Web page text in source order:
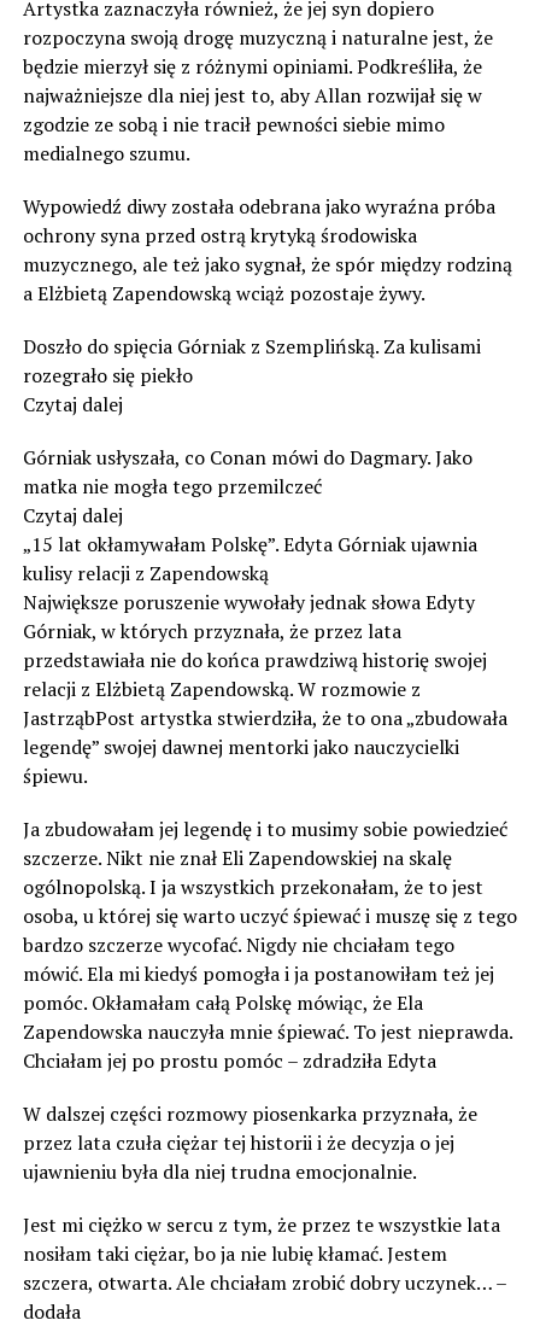
Artystka zaznaczyła również, że jej syn dopiero
rozpoczyna swoją drogę muzyczną i naturalne jest, że
będzie mierzył się z różnymi opiniami. Podkreśliła, że
najważniejsze dla niej jest to, aby Allan rozwijał się w
zgodzie ze sobą i nie tracił pewności siebie mimo
medialnego szumu.
Wypowiedź diwy została odebrana jako wyraźna próba
ochrony syna przed ostrą krytyką środowiska
muzycznego, ale też jako sygnał, że spór między rodziną
a Elżbietą Zapendowską wciąż pozostaje żywy.
Doszło do spięcia Górniak z Szemplińską. Za kulisami
rozegrało się piekło
Czytaj dalej
Górniak usłyszała, co Conan mówi do Dagmary. Jako
matka nie mogła tego przemilczeć
Czytaj dalej
„15 lat okłamywałam Polskę”. Edyta Górniak ujawnia
kulisy relacji z Zapendowską
Największe poruszenie wywołały jednak słowa Edyty
Górniak, w których przyznała, że przez lata
przedstawiała nie do końca prawdziwą historię swojej
relacji z Elżbietą Zapendowską. W rozmowie z
JastrząbPost artystka stwierdziła, że to ona „zbudowała
legendę” swojej dawnej mentorki jako nauczycielki
śpiewu.
Ja zbudowałam jej legendę i to musimy sobie powiedzieć
szczerze. Nikt nie znał Eli Zapendowskiej na skalę
ogólnopolską. I ja wszystkich przekonałam, że to jest
osoba, u której się warto uczyć śpiewać i muszę się z tego
bardzo szczerze wycofać. Nigdy nie chciałam tego
mówić. Ela mi kiedyś pomogła i ja postanowiłam też jej
pomóc. Okłamałam całą Polskę mówiąc, że Ela
Zapendowska nauczyła mnie śpiewać. To jest nieprawda.
Chciałam jej po prostu pomóc – zdradziła Edyta
W dalszej części rozmowy piosenkarka przyznała, że
przez lata czuła ciężar tej historii i że decyzja o jej
ujawnieniu była dla niej trudna emocjonalnie.
Jest mi ciężko w sercu z tym, że przez te wszystkie lata
nosiłam taki ciężar, bo ja nie lubię kłamać. Jestem
szczera, otwarta. Ale chciałam zrobić dobry uczynek… –
dodała